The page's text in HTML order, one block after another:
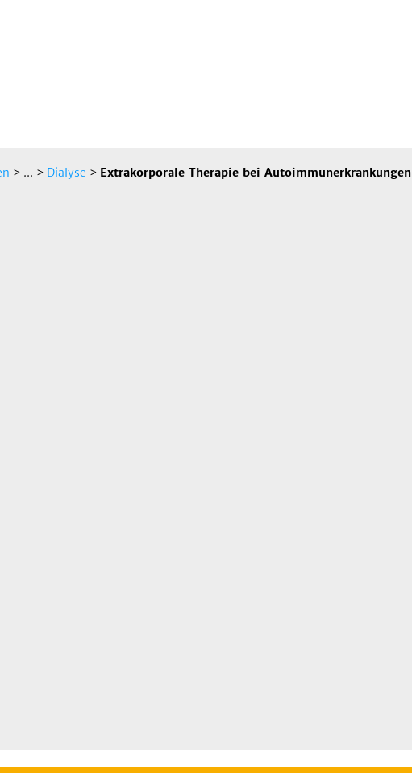
> ... > Dialyse > Extrakorporale Therapie bei Autoimmunerkrankungen